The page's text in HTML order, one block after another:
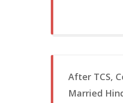
After TCS,
Married